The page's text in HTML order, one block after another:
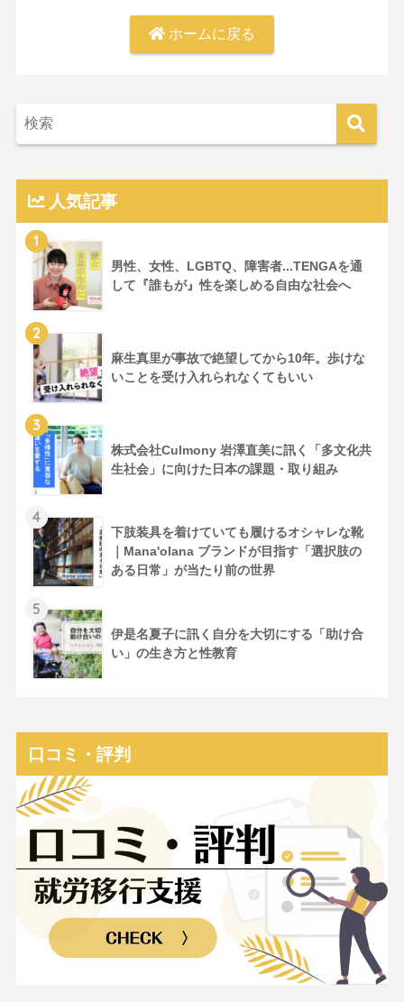
ホームに戻る
人気記事
1
男性、女性、LGBTQ、障害者...TENGAを通
して『誰もが』性を楽しめる自由な社会へ
2
麻生真里が事故で絶望してから10年。歩けな
いことを受け入れられなくてもいい
3
株式会社Culmony 岩澤直美に訊く「多文化共
生社会」に向けた日本の課題・取り組み
4
下肢装具を着けていても履けるオシャレな靴
｜Mana'olana ブランドが目指す「選択肢の
ある日常」が当たり前の世界
5
伊是名夏子に訊く自分を大切にする「助け合
い」の生き方と性教育
口コミ・評判